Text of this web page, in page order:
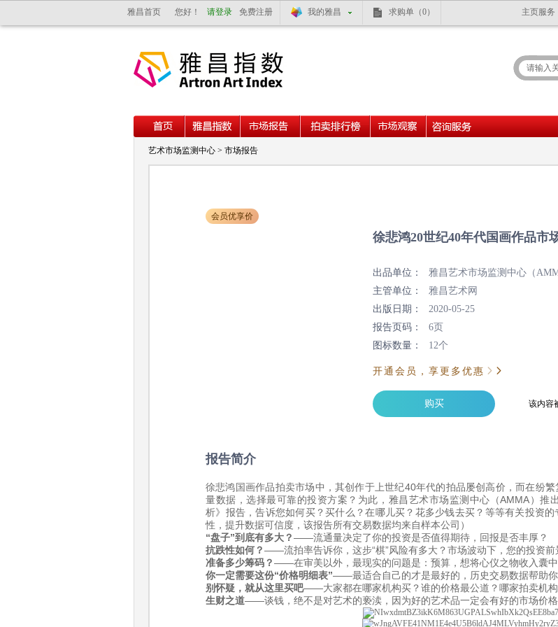
雅昌首页 您好！ 请登录 免费注册 我的雅昌 求购单 （0） 主页服务
艺术市场监测中心 > 市场报告
会员优享价
徐悲鸿20世纪40年代国画作品市
出品单位：
雅昌艺术市场监测中心（
主管单位：
雅昌艺术网
出版日期：
2020-05-25
报告页码：
6页
图标数量：
12个
开通会员，享更多优惠
购买 该内容
报告简介
徐悲鸿国画作品拍卖市场中，其创作于上世纪40年代的拍品屡创高价，而在纷
量数据，选择最可靠的投资方案？为此，雅昌艺术市场监测中心（AMMA）推
析》报告，告诉您如何买？买什么？在哪儿买？花多少钱去买？等等有关投资的
性，提升数据可信度，该报告所有交易数据均来自样本公司）
“盘子”到底有多大？——流通量决定了你的投资是否值得期待，回报是否丰厚？
抗跌性如何？——流拍率告诉你，这步“棋”风险有多大？市场波动下，您的投资前
准备多少筹码？——在审美以外，最现实的问题是：预算，想将心仪之物收入囊中
你一定需要这份“价格明细表”——最适合自己的才是最好的，历史交易数据帮助你
别怀疑，就从这里买吧——大家都在哪家机构买？谁的价格最公道？哪家拍卖机构
生财之道——谈钱，绝不是对艺术的亵渎，因为好的艺术品一定会有好的市场价格